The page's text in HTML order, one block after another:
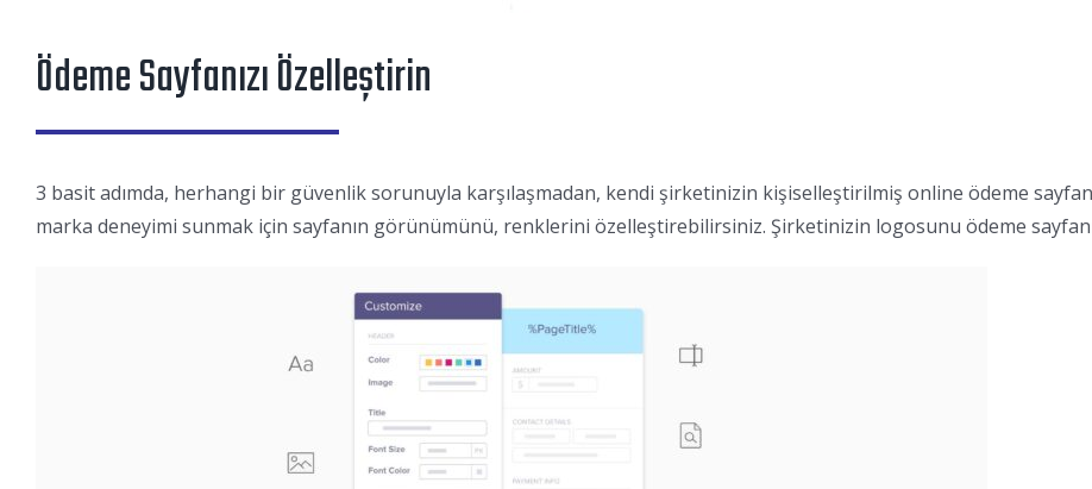
Ödeme Sayfanızı Özelleştirin
3 basit adımda, herhangi bir güvenlik sorunuyla karşılaşmadan, kendi şirketinizin kişiselleştirilmiş online ödeme
marka deneyimi sunmak için sayfanın görünümünü, renklerini özelleştirebilirsiniz. Şirketinizin logosunu ödeme